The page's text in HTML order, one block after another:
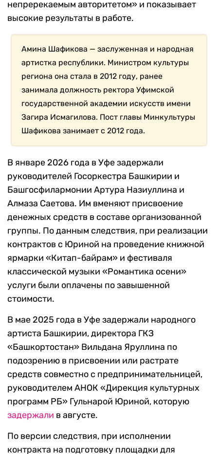
непререкаемым авторитетом» и показывает
высокие результаты в работе.
Амина Шафикова — заслуженная и народная
артистка республики. Министром культуры
региона она стала в 2012 году, ранее
занимала должность ректора Уфимской
государственной академии искусств имени
Загира Исмагилова. Пост главы Минкультуры
Шафикова занимает с 2012 года.
В январе 2026 года в Уфе задержали
руководителей Госоркестра Башкирии и
Башгосфилармонии Артура Назиуллина и
Алмаза Саетова. Им вменяют присвоение
денежных средств в составе организованной
группы. По данным следствия, при реализации
контрактов с Юриной на проведение книжной
ярмарки «Китап-байрам» и фестиваля
классической музыки «Романтика осени»
услуги были оплачены по завышенной
стоимости.
В мае 2025 года в Уфе задержали народного
артиста Башкирии, директора ГКЗ
«Башкортостан» Вильдана Яруллина по
подозрению в присвоении или растрате
средств совместно с предпринимательницей,
руководителем АНОК «Дирекция культурных
программ РБ» Гульнарой Юриной, которую
задержали в августе.
По версии следствия, при исполнении
контракта на подготовку площадки для